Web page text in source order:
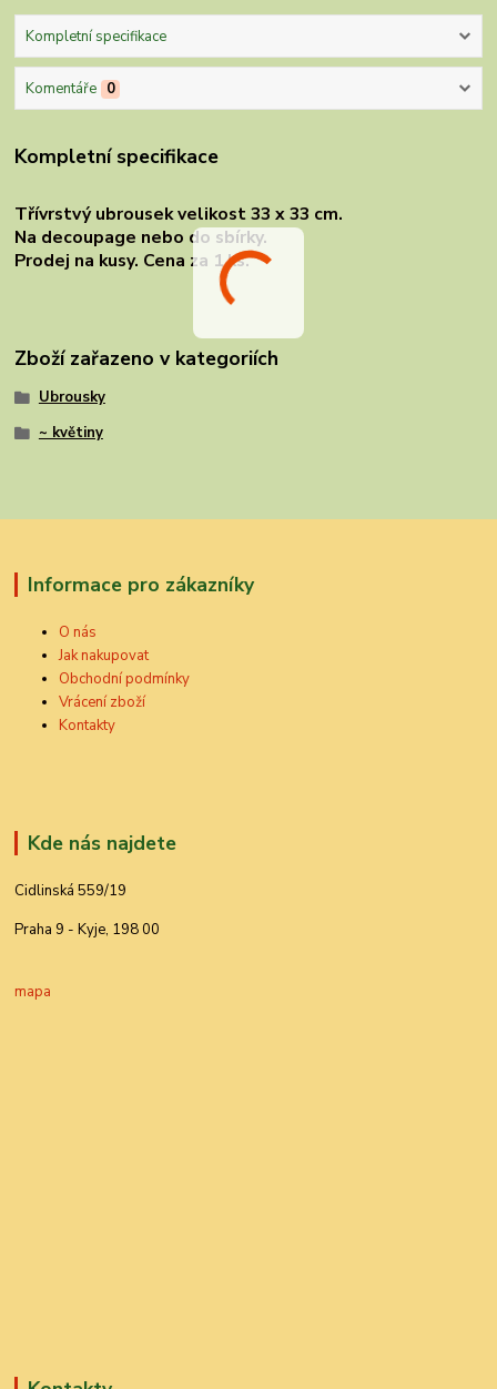
Kompletní specifikace
Komentáře 0
Kompletní specifikace
Třívrstvý ubrousek velikost 33 x 33 cm.
Na decoupage nebo do sbírky.
Prodej na kusy. Cena za 1 ks.
Zboží zařazeno v kategoriích
Ubrousky
~ květiny
Informace pro zákazníky
O nás
Jak nakupovat
Obchodní podmínky
Vrácení zboží
Kontakty
Kde nás najdete
Cidlinská 559/19
Praha 9 - Kyje, 198 00
mapa